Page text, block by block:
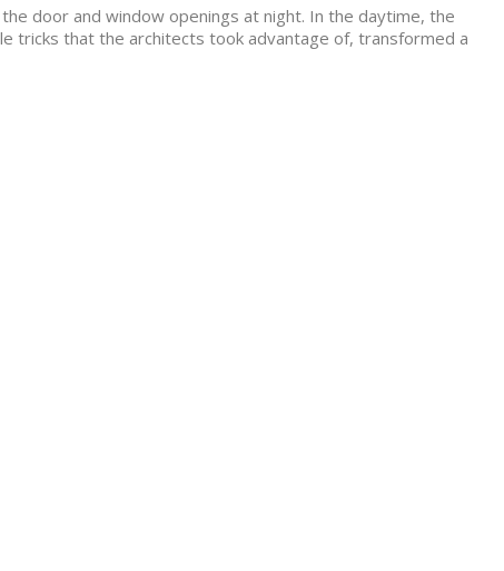
door and window openings at night. In the daytime, the
tricks that the architects took advantage of, transformed a